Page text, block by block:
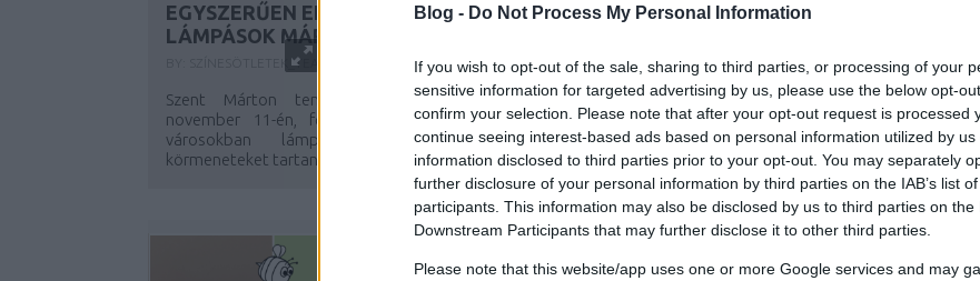
Blog - Do Not Process My Personal Information
If you wish to opt-out of the sale, sharing to third parties, or processing of your
sensitive information for targeted advertising by us, please use the below opt-
confirm your selection. Please note that after your opt-out request is processed
continue seeing interest-based ads based on personal information utilized by
information disclosed to third parties prior to your opt-out. You may separately
further disclosure of your personal information by third parties on the IAB’s list
participants. This information may also be disclosed by us to third parties on the
Downstream Participants that may further disclose it to other third parties.
Please note that this website/app uses one or more Google services and may
EGYSZERŰEN ELKÉSZÍTHETŐ
LÁMPÁSOK MÁRTON-NAPRA
SZÍNESÖTLETEK_TEAM 2023. NOV 06.
Szent Márton temetésének emléknapján,
november 11-én, főleg német és holland
városokban lámpás, fáklyás éjszakai
körmeneteket tartanak, melyeken...
ŐSZI ABLAKTISZTÍTÁS
RADIÁTORFESTÉS TÖRTÉNETE
BY:BOROS_TYAN2023. NOV 03.
Sokszor tapasztaljuk, hogy egy-egy...